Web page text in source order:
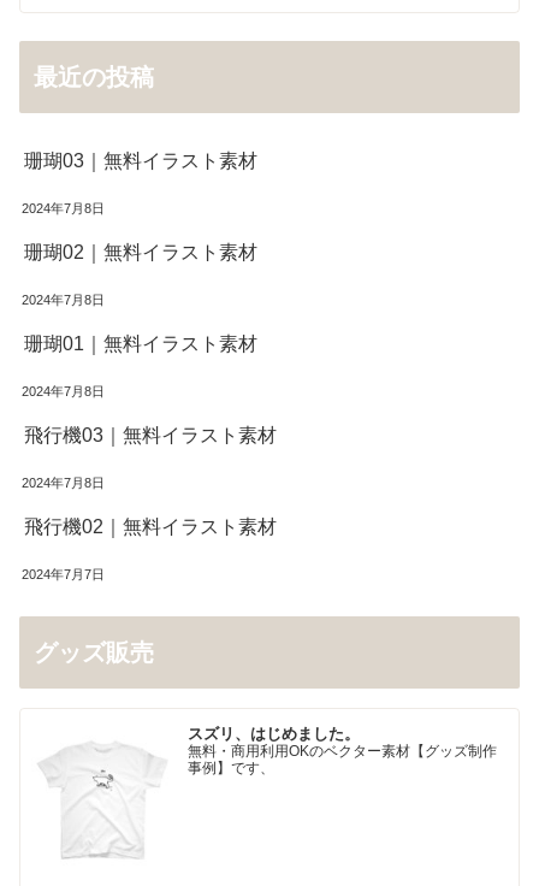
最近の投稿
珊瑚03｜無料イラスト素材
2024年7月8日
珊瑚02｜無料イラスト素材
2024年7月8日
珊瑚01｜無料イラスト素材
2024年7月8日
飛行機03｜無料イラスト素材
2024年7月8日
飛行機02｜無料イラスト素材
2024年7月7日
グッズ販売
スズリ、はじめました。
無料・商用利用OKのベクター素材【グッズ制作
事例】です、